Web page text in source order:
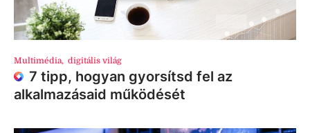
Multimédia, digitális világ
7 tipp, hogyan gyorsítsd fel az
alkalmazásaid működését